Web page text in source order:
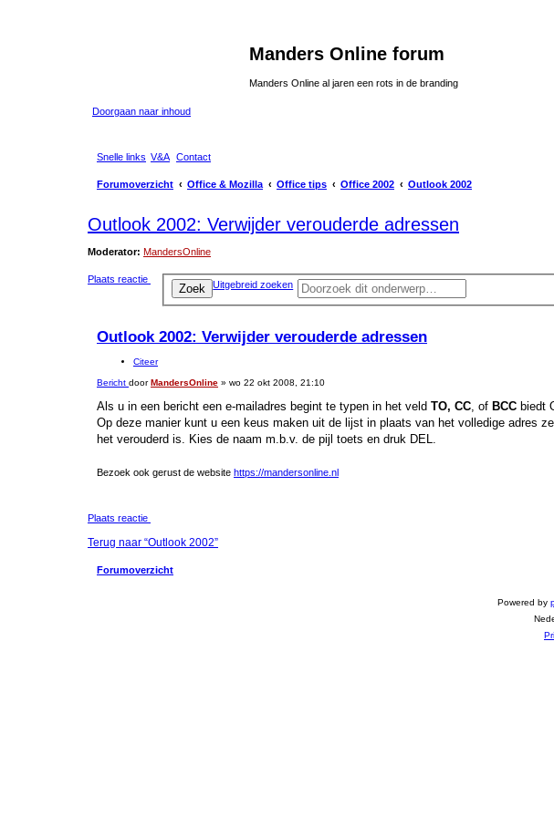
Manders Online forum
Manders Online al jaren een rots in de branding
Doorgaan naar inhoud
Snelle links V&A Contact
Forumoverzicht Office & Mozilla Office tips Office 2002 Outlook 2002
Outlook 2002: Verwijder verouderde adressen
Moderator: MandersOnline
Plaats reactie
Zoek Uitgebreid zoeken
Outlook 2002: Verwijder verouderde adressen
Citeer
Bericht doorMandersOnline » wo 22 okt 2008, 21:10
Als u in een bericht een e-mailadres begint te typen in het veld TO, CC , of BCC biedt
Op deze manier kunt u een keus maken uit de lijst in plaats van het volledige adres
het verouderd is. Kies de naam m.b.v. de pijl toets en druk DEL.
Bezoek ook gerust de website https://mandersonline.nl
Plaats reactie
Terug naar “Outlook 2002”
Forumoverzicht
Powered by